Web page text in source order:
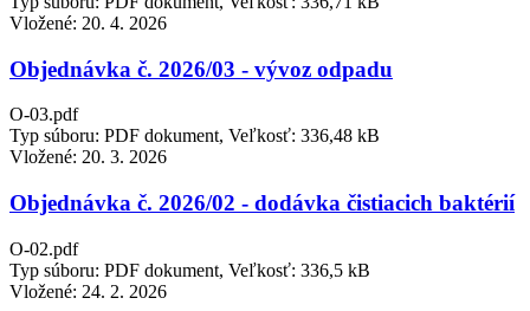
Vložené: 20. 4. 2026
Objednávka č. 2026/03 - vývoz odpadu
O-03.pdf
Typ súboru: PDF dokument, Veľkosť: 336,48 kB
Vložené: 20. 3. 2026
Objednávka č. 2026/02 - dodávka čistiacich baktérií
O-02.pdf
Typ súboru: PDF dokument, Veľkosť: 336,5 kB
Vložené: 24. 2. 2026